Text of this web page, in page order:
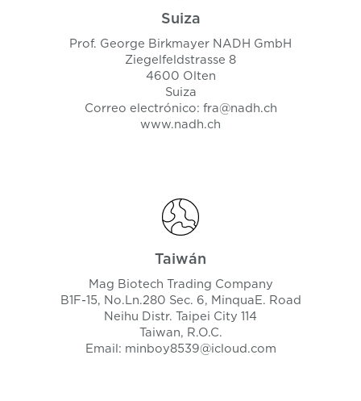
Suiza
Prof. George Birkmayer NADH GmbH
Ziegelfeldstrasse 8
4600 Olten
Suiza
Correo electrónico: fra@nadh.ch
www.nadh.ch
Taiwán
Mag Biotech Trading Company
B1F-15, No.Ln.280 Sec. 6, MinquaE. Road
Neihu Distr. Taipei City 114
Taiwan, R.O.C.
Email: minboy8539@icloud.com